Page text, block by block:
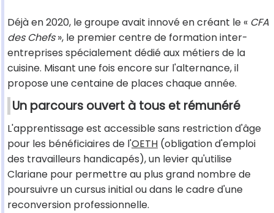
Déjà en 2020, le groupe avait innové en créant le « CFA
des Chefs», le premier centre de formation inter-
entreprises spécialement dédié aux métiers de la
cuisine. Misant une fois encore sur l'alternance, il
propose une centaine de places chaque année.
Un parcours ouvert à tous et rémunéré
L'apprentissage est accessible sans restriction d'âge
pour les bénéficiaires de l'OETH (obligation d'emploi
des travailleurs handicapés), un levier qu'utilise
Clariane pour permettre au plus grand nombre de
poursuivre un cursus initial ou dans le cadre d'une
reconversion professionnelle.